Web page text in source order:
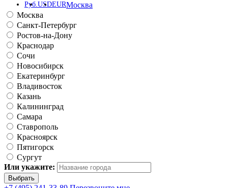
Руб.USDEURМосква
Москва
Санкт-Петербург
Ростов-на-Дону
Краснодар
Сочи
Новосибирск
Екатеринбург
Владивосток
Казань
Калининград
Самара
Ставрополь
Красноярск
Пятигорск
Сургут
Или укажите: